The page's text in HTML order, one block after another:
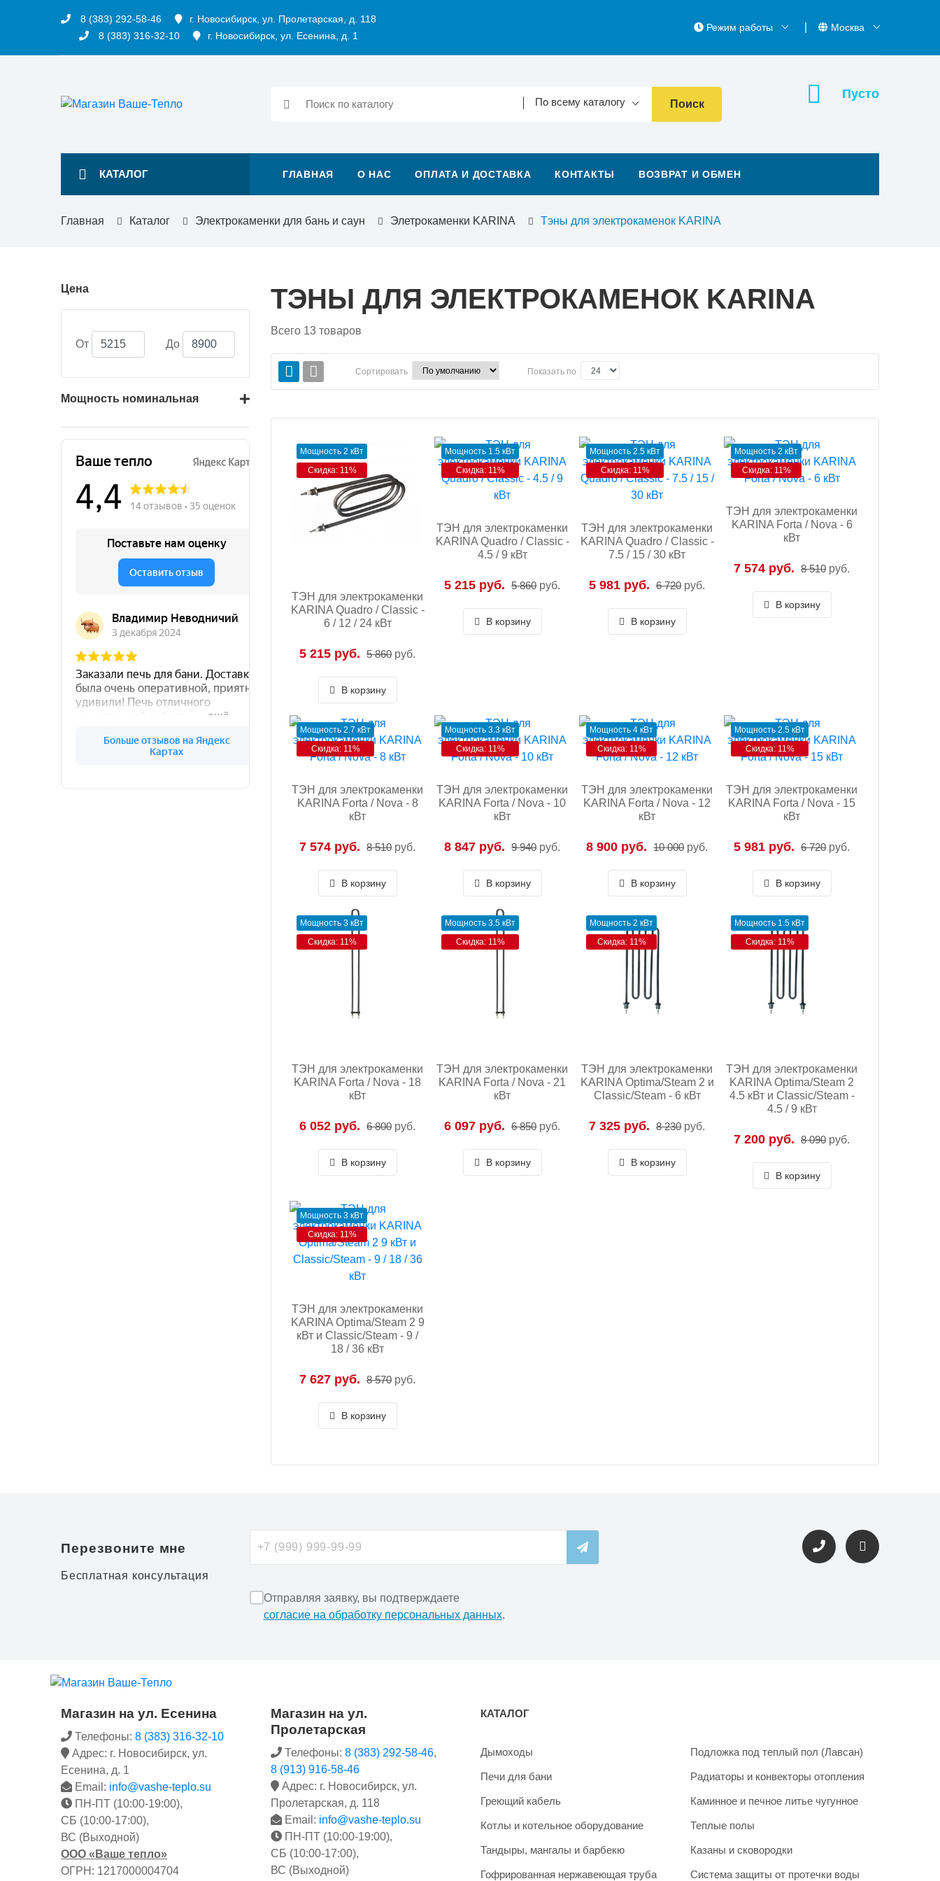
8 (383) 292-58-46
г. Новосибирск, ул. Пролетарская, д. 118
8 (383) 316-32-10
г. Новосибирск, ул. Есенина, д. 1
Режим работы Москва
По всему каталогу Поиск
КАТАЛОГ ГЛАВНАЯ О НАС ОПЛАТА И ДОСТАВКА КОНТАКТЫ ВОЗВРАТ И ОБМЕН
Пусто
Главная Каталог Электрокаменки для бань и саун Элетрокаменки KARINA Тэны для электрокаменок KARINA
Цена
От До
Мощность номинальная
ТЭНЫ ДЛЯ ЭЛЕКТРОКАМЕНОК KARINA
Всего 13 товаров
Сортировать Показать по
Мощность 2 кВт
Скидка: 11%
ТЭН для электрокаменки
KARINA Quadro / Classic -
6 / 12 / 24 кВт
5 215 руб. 5 860 руб.
В корзину
Мощность 1.5 кВт
Скидка: 11%
ТЭН для электрокаменки
KARINA Quadro / Classic -
4.5 / 9 кВт
5 215 руб. 5 860 руб.
В корзину
Мощность 2.5 кВт
Скидка: 11%
ТЭН для электрокаменки
KARINA Quadro / Classic -
7.5 / 15 / 30 кВт
5 981 руб. 6 720 руб.
В корзину
Мощность 2 кВт
Скидка: 11%
ТЭН для электрокаменки
KARINA Forta / Nova - 6
кВт
7 574 руб. 8 510 руб.
В корзину
Мощность 2.7 кВт
Скидка: 11%
ТЭН для электрокаменки
KARINA Forta / Nova - 8
кВт
7 574 руб. 8 510 руб.
В корзину
Мощность 3.3 кВт
Скидка: 11%
ТЭН для электрокаменки
KARINA Forta / Nova - 10
кВт
8 847 руб. 9 940 руб.
В корзину
Мощность 4 кВт
Скидка: 11%
ТЭН для электрокаменки
KARINA Forta / Nova - 12
кВт
8 900 руб. 10 000 руб.
В корзину
Мощность 2.5 кВт
Скидка: 11%
ТЭН для электрокаменки
KARINA Forta / Nova - 15
кВт
5 981 руб. 6 720 руб.
В корзину
Мощность 3 кВт
Скидка: 11%
ТЭН для электрокаменки
KARINA Forta / Nova - 18
кВт
6 052 руб. 6 800 руб.
В корзину
Мощность 3.5 кВт
Скидка: 11%
ТЭН для электрокаменки
KARINA Forta / Nova - 21
кВт
6 097 руб. 6 850 руб.
В корзину
Мощность 2 кВт
Скидка: 11%
ТЭН для электрокаменки
KARINA Optima/Steam 2 и
Classic/Steam - 6 кВт
7 325 руб. 8 230 руб.
В корзину
Мощность 1.5 кВт
Скидка: 11%
ТЭН для электрокаменки
KARINA Optima/Steam 2
4.5 кВт и Classic/Steam -
4.5 / 9 кВт
7 200 руб. 8 090 руб.
В корзину
Мощность 3 кВт
Скидка: 11%
ТЭН для электрокаменки
KARINA Optima/Steam 2 9
кВт и Classic/Steam - 9 /
18 / 36 кВт
7 627 руб. 8 570 руб.
В корзину
Перезвоните мне
Бесплатная консультация
Отправляя заявку, вы подтверждаете
согласие на обработку персональных данных.
Магазин на ул. Есенина
Телефоны: 8 (383) 316-32-10
Адрес: г. Новосибирск, ул.
Есенина, д. 1
Email: info@vashe-teplo.su
ПН-ПТ (10:00-19:00),
СБ (10:00-17:00),
ВС (Выходной)
ООО «Ваше тепло»
ОГРН: 1217000004704
Магазин на ул.
Пролетарская
Телефоны: 8 (383) 292-58-46,
8 (913) 916-58-46
Адрес: г. Новосибирск, ул.
Пролетарская, д. 118
Email: info@vashe-teplo.su
ПН-ПТ (10:00-19:00),
СБ (10:00-17:00),
ВС (Выходной)
КАТАЛОГ
Дымоходы
Печи для бани
Греющий кабель
Котлы и котельное оборудование
Тандыры, мангалы и барбекю
Гофрированная нержавеющая труба
Подложка под теплый пол (Лавсан)
Радиаторы и конвекторы отопления
Каминное и печное литье чугунное
Теплые полы
Казаны и сковородки
Система защиты от протечки воды